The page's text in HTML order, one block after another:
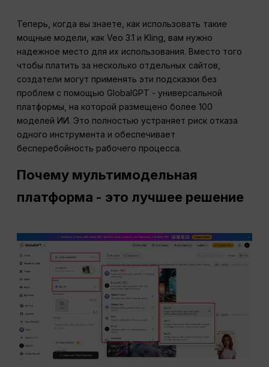
Теперь, когда вы знаете, как использовать такие
мощные модели, как Veo 3.1 и Kling, вам нужно
надежное место для их использования. Вместо того
чтобы платить за несколько отдельных сайтов,
создатели могут применять эти подсказки без
проблем с помощью GlobalGPT - универсальной
платформы, на которой размещено более 100
моделей ИИ. Это полностью устраняет риск отказа
одного инструмента и обеспечивает
бесперебойность рабочего процесса.
Почему мультимодельная
платформа - это лучшее решение